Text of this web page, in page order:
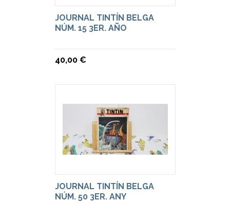
JOURNAL TINTÍN BELGA
NÚM. 15 3ER. AÑO
40,00 €
JOURNAL TINTÍN BELGA
NÚM. 50 3ER. ANY